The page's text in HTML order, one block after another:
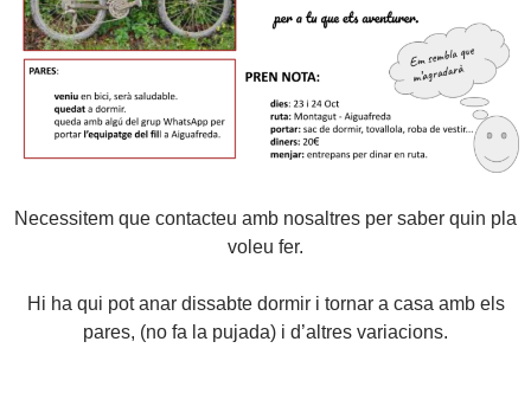
Necessitem que contacteu amb nosaltres per saber quin pla
voleu fer.
Hi ha qui pot anar dissabte dormir i tornar a casa amb els
pares, (no fa la pujada) i d’altres variacions.